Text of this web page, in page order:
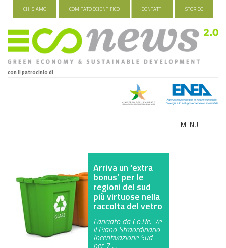
CHI SIAMO COMITATO SCIENTIFICO CONTATTI STORICO
con il patrocinio di
MENU
FOOD&TRAVEL
HEALTH&WELLNESS
GREEN TECH
Arriva un ‘extra
bonus’ per le
regioni del sud
più virtuose nella
raccolta del vetro
Lanciato da Co.Re. Ve
il Piano Straordinario
Incentivazione Sud
per 7 …